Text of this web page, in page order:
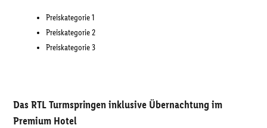
Preiskategorie 1
Preiskategorie 2
Preiskategorie 3
Das RTL Turmspringen inklusive Übernachtung im
Premium Hotel